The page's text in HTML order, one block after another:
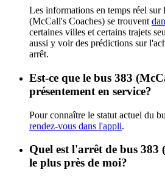
Les informations en temps réel sur
(McCall's Coaches) se trouvent
certaines villes et certains trajets
aussi y voir des prédictions sur
arrêt.
Est-ce que le bus 383
présentement en service?
Pour connaître le statut actuel du
rendez-vous dans l'appli.
Quel est l'arrêt de bus 383
le plus près de moi?